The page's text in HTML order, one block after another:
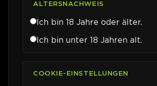
Genetik
ALTERSNACHWEIS
Ich bin 18 Jahre oder älter.
Ich bin unter 18 Jahren alt.
COOKIE-EINSTELLUNGEN